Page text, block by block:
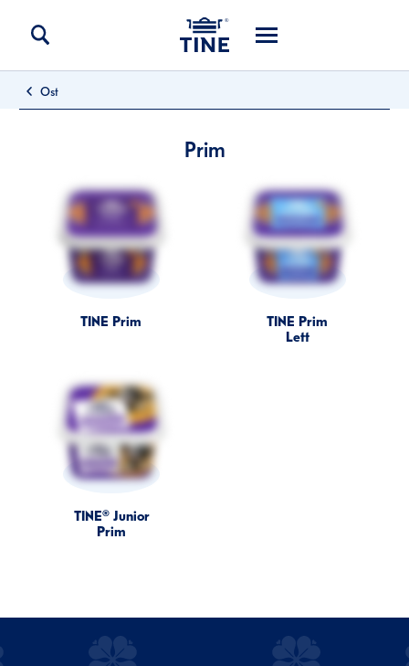
Ost
Prim
TINE Prim TINE Prim
Lett
TINE® Junior
Prim